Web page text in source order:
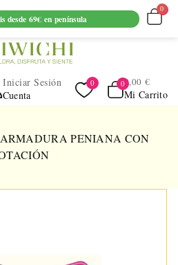
SUPERIORES A 69€ EN
Cuenta
Iniciar Sesión
Mi Carrito
0,00 €
PENIANA CON
desde 69€ en península